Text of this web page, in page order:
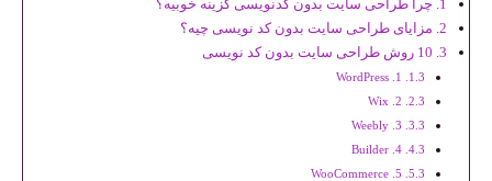
چرا طراحی سایت بدون کدنویسی گزینه خوبیه؟
مزایای طراحی سایت بدون کد نویسی چیه؟
10 روش طراحی سایت بدون کد نویسی
1. WordPress
2. Wix
3. Weebly
4. Builder
5. WooCommerce